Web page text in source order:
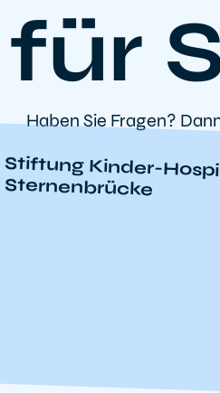
für
Haben Sie Fragen?
Stiftung Kinder-
Sternenbrücke